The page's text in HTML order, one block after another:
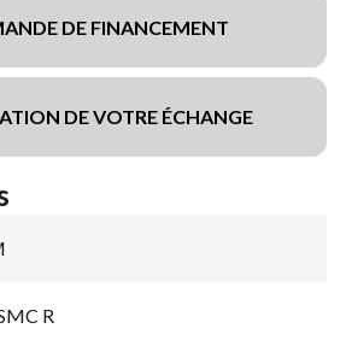
DE FINANCEMENT
DE VOTRE ÉCHANGE
R